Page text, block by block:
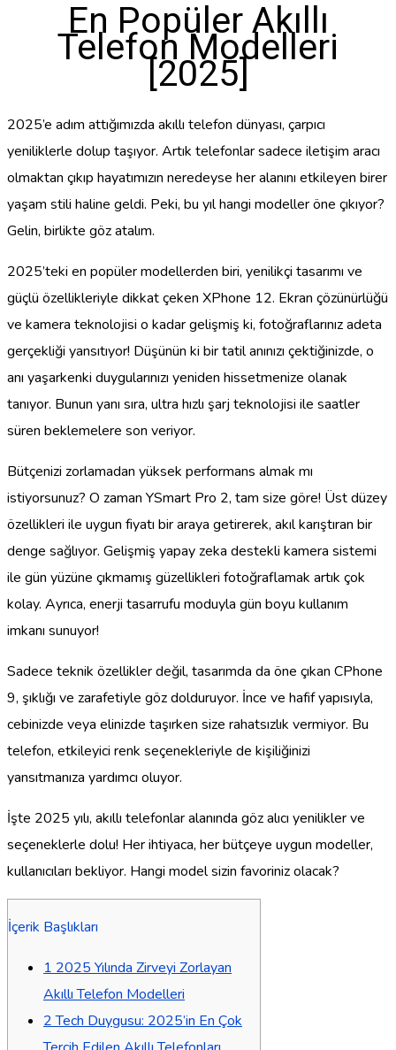
En Popüler Akıllı
Telefon Modelleri
[2025]
2025’e adım attığımızda akıllı telefon dünyası, çarpıcı
yeniliklerle dolup taşıyor. Artık telefonlar sadece iletişim aracı
olmaktan çıkıp hayatımızın neredeyse her alanını etkileyen birer
yaşam stili haline geldi. Peki, bu yıl hangi modeller öne çıkıyor?
Gelin, birlikte göz atalım.
2025’teki en popüler modellerden biri, yenilikçi tasarımı ve
güçlü özellikleriyle dikkat çeken XPhone 12. Ekran çözünürlüğü
ve kamera teknolojisi o kadar gelişmiş ki, fotoğraflarınız adeta
gerçekliği yansıtıyor! Düşünün ki bir tatil anınızı çektiğinizde, o
anı yaşarkenki duygularınızı yeniden hissetmenize olanak
tanıyor. Bunun yanı sıra, ultra hızlı şarj teknolojisi ile saatler
süren beklemelere son veriyor.
Bütçenizi zorlamadan yüksek performans almak mı
istiyorsunuz? O zaman YSmart Pro 2, tam size göre! Üst düzey
özellikleri ile uygun fiyatı bir araya getirerek, akıl karıştıran bir
denge sağlıyor. Gelişmiş yapay zeka destekli kamera sistemi
ile gün yüzüne çıkmamış güzellikleri fotoğraflamak artık çok
kolay. Ayrıca, enerji tasarrufu moduyla gün boyu kullanım
imkanı sunuyor!
Sadece teknik özellikler değil, tasarımda da öne çıkan CPhone
9, şıklığı ve zarafetiyle göz dolduruyor. İnce ve hafif yapısıyla,
cebinizde veya elinizde taşırken size rahatsızlık vermiyor. Bu
telefon, etkileyici renk seçenekleriyle de kişiliğinizi
yansıtmanıza yardımcı oluyor.
İşte 2025 yılı, akıllı telefonlar alanında göz alıcı yenilikler ve
seçeneklerle dolu! Her ihtiyaca, her bütçeye uygun modeller,
kullanıcıları bekliyor. Hangi model sizin favoriniz olacak?
İçerik Başlıkları
1 2025 Yılında Zirveyi Zorlayan
Akıllı Telefon Modelleri
2Tech Duygusu: 2025’in En Çok